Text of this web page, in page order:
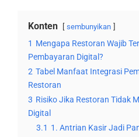
Konten sembunyikan
1 Mengapa Restoran Wajib
Pembayaran Digital?
2 Tabel Manfaat Integrasi
Restoran
3 Risiko Jika Restoran Tidak
Digital
3.1 1. Antrian Kasir Jadi